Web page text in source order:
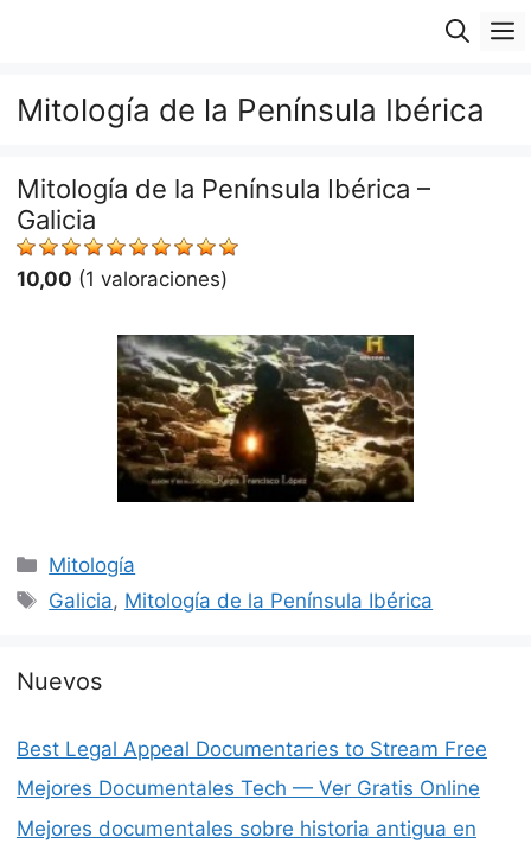
Mitología de la Península Ibérica
Mitología de la Península Ibérica –
Galicia
10,00 (1 valoraciones)
Categorías
Mitología
Etiquetas
Galicia, Mitología de la Península Ibérica
Nuevos
Best Legal Appeal Documentaries to Stream Free
Mejores Documentales Tech — Ver Gratis Online
Mejores documentales sobre historia antigua en